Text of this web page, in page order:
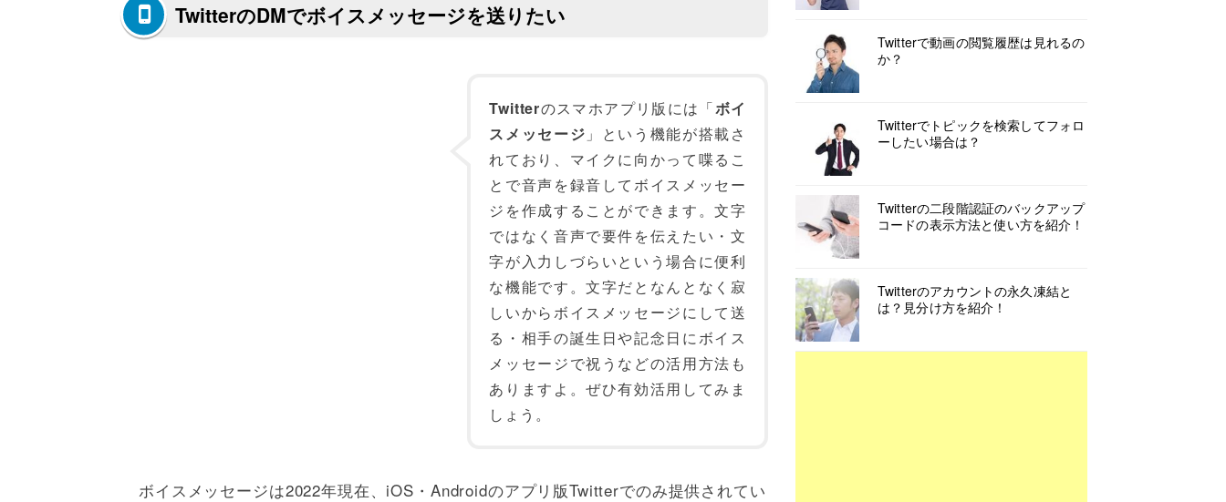
TwitterのDMでボイスメッセージを送りたい
Twitterのスマホアプリ版には「ボイ
スメッセージ 」という機能が搭載さ
れており、マイクに向かって喋るこ
とで音声を録音してボイスメッセー
ジを作成することができます。文字
ではなく音声で要件を伝えたい・文
字が入力しづらいという場合に便利
な機能です。文字だとなんとなく寂
しいからボイスメッセージにして送
る・相手の誕生日や記念日にボイス
メッセージで祝うなどの活用方法も
ありますよ。ぜひ有効活用してみま
しょう。
ボイスメッセージは2022年現在、iOS・Androidのアプリ版Twitterでのみ提供されてい
Twitterで動画の閲覧履歴は見れるの
か？
Twitterでトピックを検索してフォロ
ーしたい場合は？
Twitterの二段階認証のバックアップ
コードの表示方法と使い方を紹介！
Twitterのアカウントの永久凍結と
は？見分け方を紹介！